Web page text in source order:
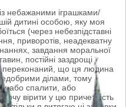
небажаними іграшками/
дитині особою, яку моя
(через небезпідставні
приворотів, неадекватну
завдання моральної
постійні заздрощі
переконаний, що ця людина
ділами, тому
або спалити, або
вірити у цю причетність